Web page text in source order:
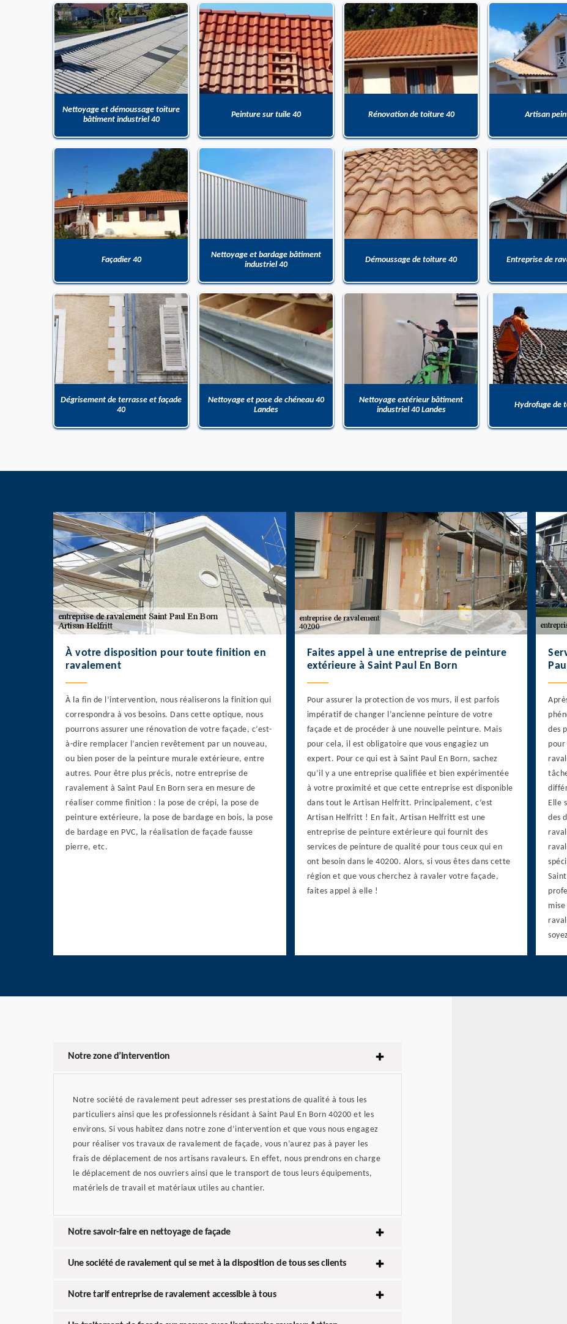
Nettoyage et démoussage toiture
bâtiment industriel 40
Peinture sur tuile 40 Rénovation de toiture 40 Artisan
Façadier 40
Nettoyage et bardage bâtiment
industriel 40
Démoussage de toiture 40 Entreprise de
Dégrisement de terrasse et façade
40
Nettoyage et pose de chéneau 40
Landes
Nettoyage extérieur bâtiment
industriel 40 Landes
Hydrofuge de
À votre disposition pour toute finition en
ravalement
À la fin de l’intervention, nous réaliserons la finition qui
correspondra à vos besoins. Dans cette optique, nous
pourrons assurer une rénovation de votre façade, c’est-
à-dire remplacer l’ancien revêtement par un nouveau,
ou bien poser de la peinture murale extérieure, entre
autres. Pour être plus précis, notre entreprise de
ravalement à Saint Paul En Born sera en mesure de
réaliser comme finition : la pose de crépi, la pose de
peinture extérieure, la pose de bardage en bois, la pose
de bardage en PVC, la réalisation de façade fausse
pierre, etc.
Faites appel à une entreprise de peinture
extérieure à Saint Paul En Born
Pour assurer la protection de vos murs, il est parfois
impératif de changer l’ancienne peinture de votre
façade et de procéder à une nouvelle peinture. Mais
pour cela, il est obligatoire que vous engagiez un
expert. Pour ce qui est à Saint Paul En Born, sachez
qu’il y a une entreprise qualifiée et bien expérimentée
à votre proximité et que cette entreprise est disponible
dans tout le Artisan Helfritt. Principalement, c’est
Artisan Helfritt ! En fait, Artisan Helfritt est une
entreprise de peinture extérieure qui fournit des
services de peinture de qualité pour tous ceux qui en
ont besoin dans le 40200. Alors, si vous êtes dans cette
région et que vous cherchez à ravaler votre façade,
faites appel à elle !
des
Elle
des
Notre zone d’intervention
Notre société de ravalement peut adresser ses prestations de qualité à tous les
particuliers ainsi que les professionnels résidant à Saint Paul En Born 40200 et les
environs. Si vous habitez dans notre zone d’intervention et que vous nous engagez
pour réaliser vos travaux de ravalement de façade, vous n’aurez pas à payer les
frais de déplacement de nos artisans ravaleurs. En effet, nous prendrons en charge
le déplacement de nos ouvriers ainsi que le transport de tous leurs équipements,
matériels de travail et matériaux utiles au chantier.
Notre savoir-faire en nettoyage de façade
Une société de ravalement qui se met à la disposition de tous ses clients
Notre tarif entreprise de ravalement accessible à tous